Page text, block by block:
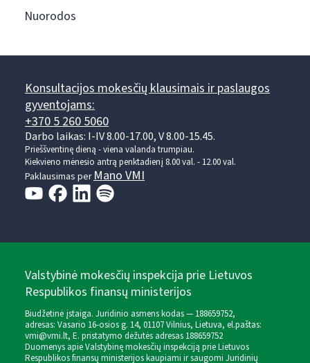
Nuorodos
Konsultacijos mokesčių klausimais ir paslaugos
gyventojams:
+370 5 260 5060
Darbo laikas: I-IV 8.00-17.00, V 8.00-15.45.
Prieššventinę dieną - viena valanda trumpiau.
Kiekvieno mėnesio antrą penktadienį 8.00 val. - 12.00 val.
Paklausimas perMano VMI
Valstybinė mokesčių inspekcija prie Lietuvos
Respublikos finansų ministerijos
Biudžetinė įstaiga. Juridinio asmens kodas — 188659752,
adresas: Vasario 16-osios g. 14, 01107 Vilnius, Lietuva, el.paštas:
vmi@vmi.lt, E. pristatymo dėžutės adresas 188659752
Duomenys apie Valstybinę mokesčių inspekciją prie Lietuvos
Respublikos finansų ministerijos kaupiami ir saugomi Juridinių